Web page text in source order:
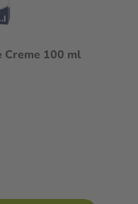
Creme 100 ml